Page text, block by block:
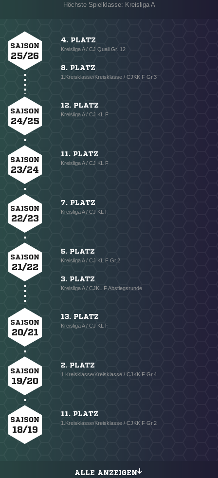
Höchste Spielklasse: Kreisliga A
SAISON
25/26
4. PLATZ
Kreisliga A / CJ Quali Gr. 12
8. PLATZ
1.Kreisklasse/Kreisklasse / CJKK F Gr.3
SAISON
24/25
12. PLATZ
Kreisliga A / CJ KL F
SAISON
23/24
11. PLATZ
Kreisliga A / CJ KL F
SAISON
22/23
7. PLATZ
Kreisliga A / CJ KL F
SAISON
21/22
5. PLATZ
Kreisliga A / CJ KL F Gr.2
3. PLATZ
Kreisliga A / CJKL F Abstiegsrunde
SAISON
20/21
13. PLATZ
Kreisliga A / CJ KL F
SAISON
19/20
2. PLATZ
1.Kreisklasse/Kreisklasse / CJKK F Gr.4
SAISON
18/19
11. PLATZ
1.Kreisklasse/Kreisklasse / CJKK F Gr.2
ALLE ANZEIGEN